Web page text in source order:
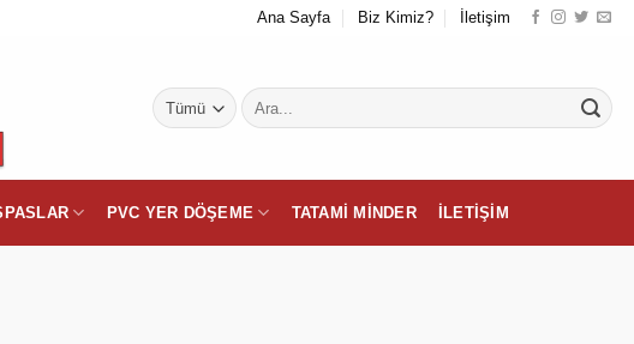
Ana Sayfa Biz Kimiz? İletişim
Ara:
PVC YER DÖŞEME TATAMI MINDER İLETIŞIM